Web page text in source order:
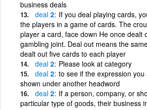
business deals
deal 2 If you deal playing cards,
the players in a game of cards. The
player a card, face down He once dealt
gambling joint. Deal out means the
dealt out five cards to each player
deal 2 Please look at category
deal 2 to see if the expression
shown under another headword
deal 2 If a person, company, or
particular type of goods, their business